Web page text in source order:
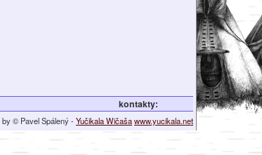
kontakty:
© Pavel Spálený -Yučikala Wičašawww.yucikala.net